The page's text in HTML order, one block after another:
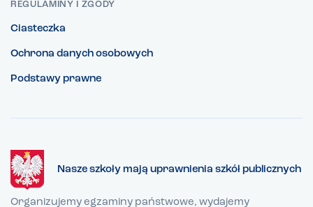
REGULAMINY I ZGODY
Ciasteczka
Ochrona danych osobowych
Podstawy prawne
Nasze szkoły mają uprawnienia szkół publicznych
Organizujemy egzaminy państwowe, wydajemy